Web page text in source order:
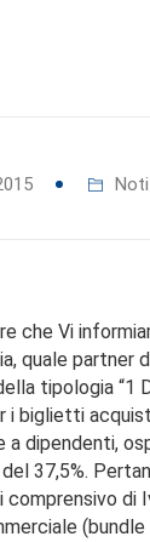
che Vi
quale partner
tipologia “1
i biglietti
a dipendenti,
37,5%.
comprensivo di